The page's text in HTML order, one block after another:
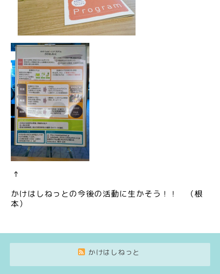
↑
かけはしねっとの今後の活動に生かそう！！ （根
本）
かけはしねっと